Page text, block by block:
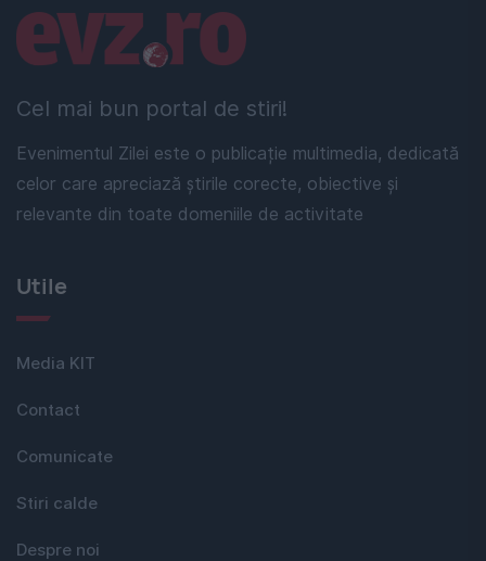
Cel mai bun portal de stiri!
Evenimentul Zilei este o publicație multimedia, dedicată
celor care apreciază știrile corecte, obiective și
relevante din toate domeniile de activitate
Linkuri utile
Utile
Media KIT
Contact
Comunicate
Stiri calde
Despre noi